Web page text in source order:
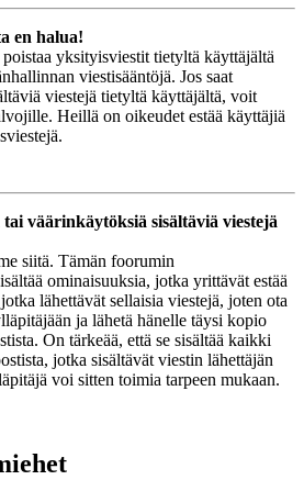
en halua!
yksityisviestit tietyltä käyttäjältä
viestisääntöjä. Jos saat
viestejä tietyltä käyttäjältä, voit
Heillä on oikeudet estää käyttäjiä
väärinkäytöksiä sisältäviä viestejä
siitä. Tämän foorumin
ominaisuuksia, jotka yrittävät estää
lähettävät sellaisia viestejä, joten ota
ja lähetä hänelle täysi kopio
On tärkeää, että se sisältää kaikki
jotka sisältävät viestin lähettäjän
voi sitten toimia tarpeen mukaan.